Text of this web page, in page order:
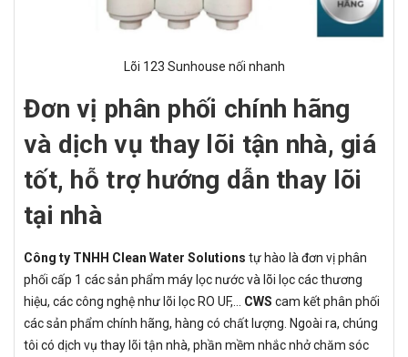
Lõi 123 Sunhouse nối nhanh
Đơn vị phân phối chính hãng
và dịch vụ thay lõi tận nhà, giá
tốt, hỗ trợ hướng dẫn thay lõi
tại nhà
Công ty TNHH Clean Water Solutions tự hào là đơn vị phân
phối cấp 1 các sản phẩm máy lọc nước và lõi lọc các thương
hiệu, các công nghệ như lõi lọc RO UF,... CWS cam kết phân phối
các sản phẩm chính hãng, hàng có chất lượng. Ngoài ra, chúng
tôi có dịch vụ thay lõi tận nhà, phần mềm nhắc nhở chăm sóc